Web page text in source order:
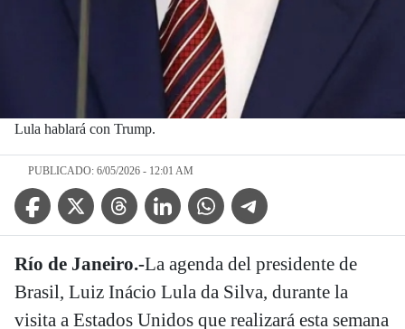
Lula hablará con Trump.
PUBLICADO: 6/05/2026 - 12:01 AM
Facebook IconTwitter IconThreads IconLinkedin IconWhatsApp IconTelegram Icon
Río de Janeiro.-La agenda del presidente de
Brasil, Luiz Inácio Lula da Silva, durante la
visita a Estados Unidos que realizará esta semana